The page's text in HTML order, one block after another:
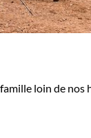
loin de